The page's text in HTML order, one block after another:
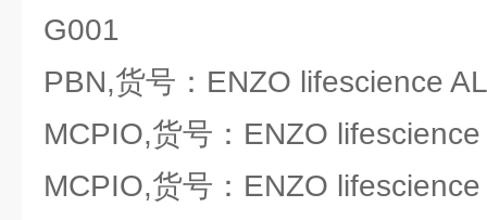
G001
PBN,货号：ENZO lifescience
MCPIO,货号：ENZO
MCPIO,货号：ENZO